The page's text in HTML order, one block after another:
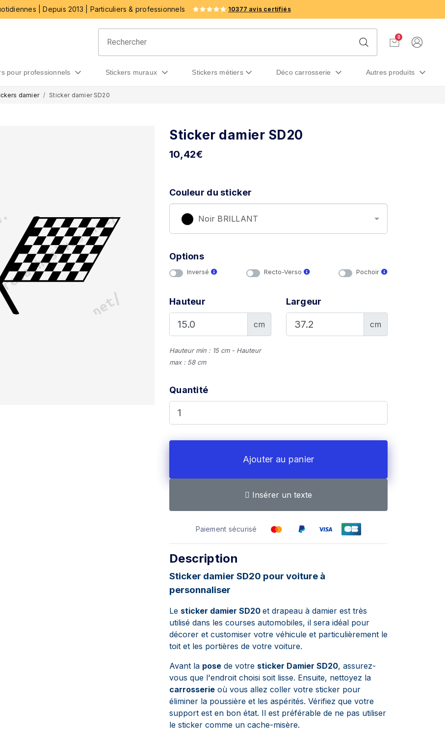
| Depuis 2013 | Particuliers & professionnels 10377 avis certifiés
0
pour professionnels stickers muraux stickers métiers déco carrosserie autres produits
damier Sticker damier SD20
Sticker damier SD20
10,42€
Couleur du sticker
Noir BRILLANT
Options
Inversé Recto-Verso Pochoir
Hauteur
cm
Hauteur min : 15 cm - Hauteur
max : 58 cm
Largeur
cm
Quantité
Ajouter au panier
Insérer un texte
Paiement sécurisé
Description
Sticker damier SD20 pour voiture à
personnaliser
Le sticker damier SD20 et drapeau à damier est très
utilisé dans les courses automobiles, il sera idéal pour
décorer et customiser votre véhicule et particulièrement le
toit et les portières de votre voiture.
Avant la pose de votre sticker Damier SD20, assurez-
vous que l'endroit choisi soit lisse. Ensuite, nettoyez la
carrosserie où vous allez coller votre sticker pour
éliminer la poussière et les aspérités. Vérifiez que votre
support est en bon état. Il est préférable de ne pas utiliser
le sticker comme un cache-misère.